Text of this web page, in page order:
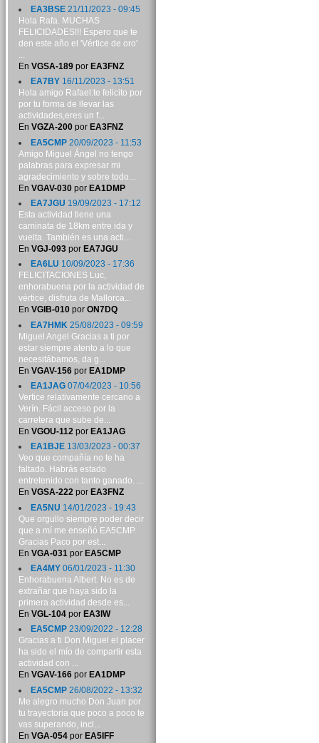
EA3BSE21/11/2023 - 09:45
Hola Rafa. MUCHAS
FELICIDADES!!! Espero que te
den este año el 'Vértice de oro'
...
En VGSA-189por EA3FNZ
EA7BY16/11/2023 - 13:51
Hola amigo Rafael:te felicito por
por tu forma de llevar las
actividades,eres un f...
En VGZA-200por EA3FNZ
EA5CMP20/09/2023 - 11:53
Amigo Miguel Ángel no tengo
palabras para expresar mi
agradecimiento y sobre todo...
En VGAV-030por EA1DMP
EA7JGU 19/09/2023 - 17:12
Esta actividad tiene una
caminata de 18km entre ida y
vuelta. También es una acti...
En VGJ-093por EA7JGU
EA6LU 10/09/2023 - 17:36
FELICITACIONES Luc,
enhorabuena por la actividad de
vértice, disfruta de Mallorca...
En VGIB-010por ON7DQ
EA7HMK 25/08/2023 - 09:59
Miguel Angel Gracias a ti por
estar siempre atento a lo que
necesitábamos, da g...
En VGAV-156por EA1DMP
EA1JAG07/04/2023 - 10:56
Vertice relativamente cercano a
Verín. Fácil acceso por la
carretera que sube de...
En VGOU-112por EA1JAG
EA1BJE13/03/2023 - 00:37
Veo que compañía no te ha
faltado. Habrás estado
entretenido con tanto ganado. ...
En VGSA-222por EA3FNZ
EA5NU 14/01/2023 - 19:43
Que orgullo siempre poder decir
que a mí me enseñó EA5CMP.
Gracias Paco por est...
En VGA-031 por EA5CMP
EA4MY06/01/2023 - 11:30
Enhorabuena Albert. No es de
extrañar que haya sido la
primera actividad desde es...
En VGL-104por EA3IW
EA5CMP23/09/2022 - 12:28
Gracias a ti Don Miguel el placer
ha sido el mío de compartir esta
actividad con ...
En VGAV-166por EA1DMP
EA5CMP26/08/2022 - 13:32
Me alegro mucho Don Juan por
tu trayectoria que poco a poco te
vas superando, incl...
En VGA-054por EA5IFF